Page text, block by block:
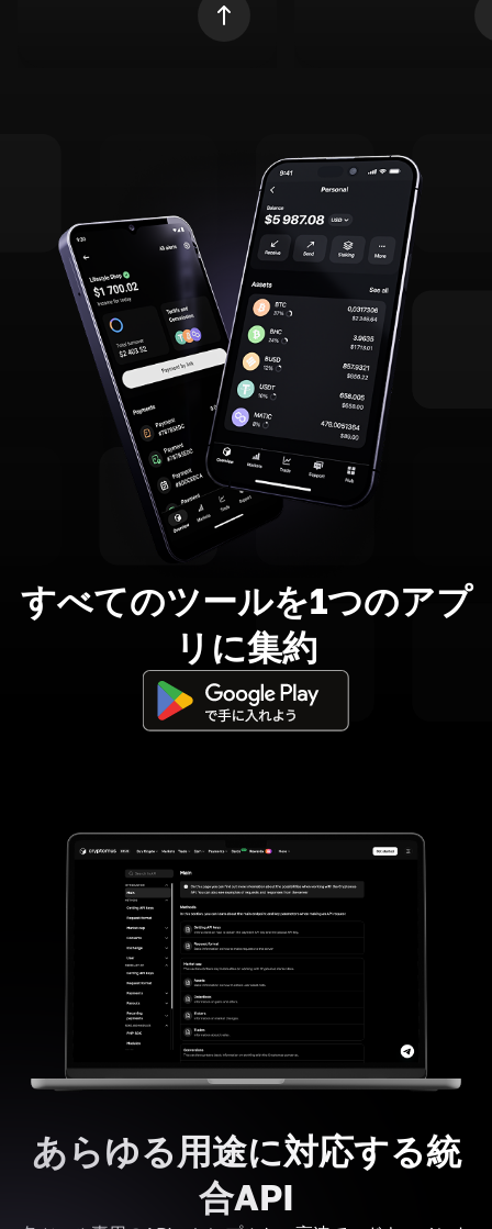
すべてのツールを1つのアプ
リに集約
あらゆる用途に対応する統
合API